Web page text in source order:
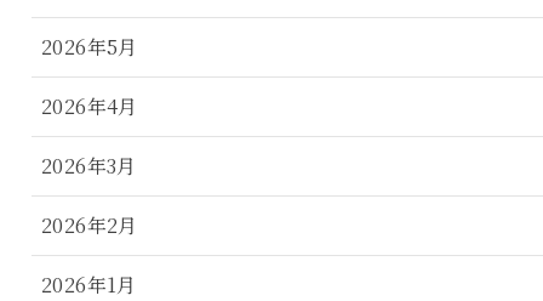
2026年5月
2026年4月
2026年3月
2026年2月
2026年1月